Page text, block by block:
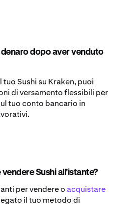
dopo aver venduto
Sushi su Kraken, puoi
di versamento flessibili per
tuo conto bancario in
Sushi all'istante?
per vendere oacquistare
il tuo metodo di